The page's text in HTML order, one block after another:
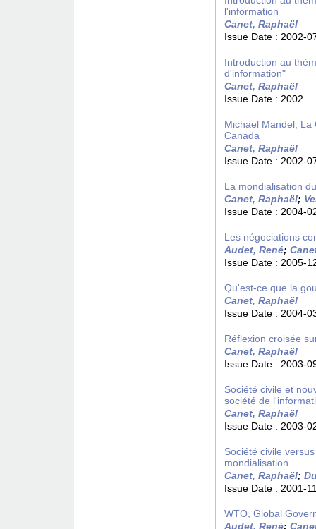
l'information
Canet, Raphaël
Issue Date : 2002-
Introduction au
d'information"
Canet, Raphaël
Issue Date : 2002
Michael Mandel, La
Canada
Canet, Raphaël
Issue Date : 2002-
La mondialisation
Canet, Raphaël;
Issue Date : 2004-
Les négociations
Audet, René;
Issue Date : 2005-
Qu'est-ce que la
Canet, Raphaël
Issue Date : 2004-
Réflexion croisée
Canet, Raphaël
Issue Date : 2003-
Société civile et
société de
Canet, Raphaël
Issue Date : 2003-
Société civile
mondialisation
Canet, Raphaël;
Issue Date : 2001-
WTO, Global
Audet, René;